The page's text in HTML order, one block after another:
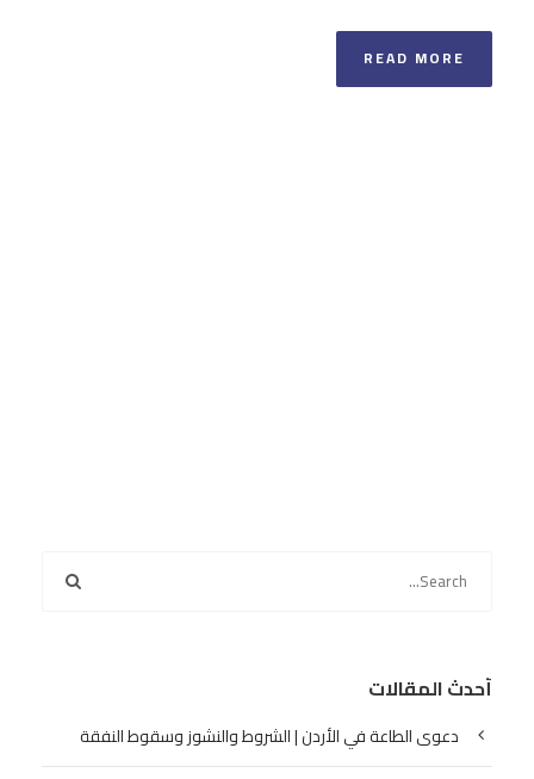
READ MORE
أحدث المقالات
دعوى الطاعة في الأردن | الشروط والنشوز وسقوط النفقة